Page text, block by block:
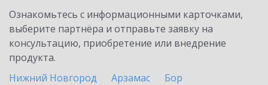
Ознакомьтесь с информационными карточками,
выберите партнёра и отправьте заявку на
консультацию, приобретение или внедрение
продукта.
Нижний Новгород
Арзамас
Бор